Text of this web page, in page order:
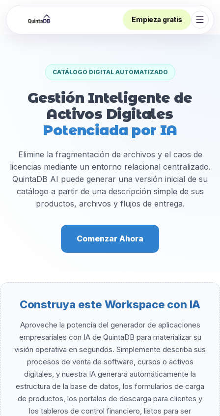
Empieza gratis
Abrir
CATÁLOGO DIGITAL AUTOMATIZADO
Gestión Inteligente de
Activos Digitales
Potenciada por IA
Elimine la fragmentación de archivos y el caos de
licencias mediante un entorno relacional centralizado.
QuintaDB AI puede generar una versión inicial de su
catálogo a partir de una descripción simple de sus
productos, archivos y flujos de entrega.
Comenzar Ahora
Construya este Workspace con IA
Aproveche la potencia del generador de aplicaciones
empresariales con IA de QuintaDB para materializar su
visión operativa en segundos. Simplemente describa sus
procesos de venta de software, cursos o activos
digitales, y nuestra IA generará automáticamente la
estructura de la base de datos, los formularios de carga
de productos, los portales de descarga para clientes y
los tableros de control financiero, listos para ser